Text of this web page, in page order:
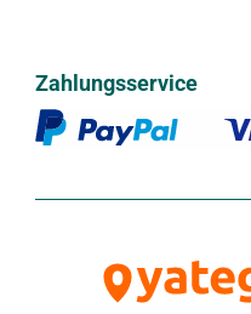
Zahlungsservice